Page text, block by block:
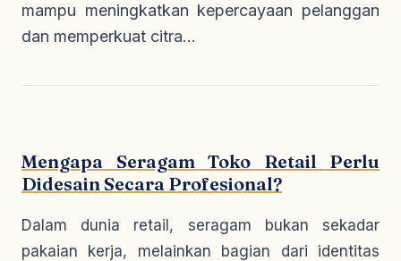
mampu meningkatkan kepercayaan pelanggan
dan memperkuat citra...
Mengapa Seragam Toko Retail Perlu
Didesain Secara Profesional?
Dalam dunia retail, seragam bukan sekadar
pakaian kerja, melainkan bagian dari identitas